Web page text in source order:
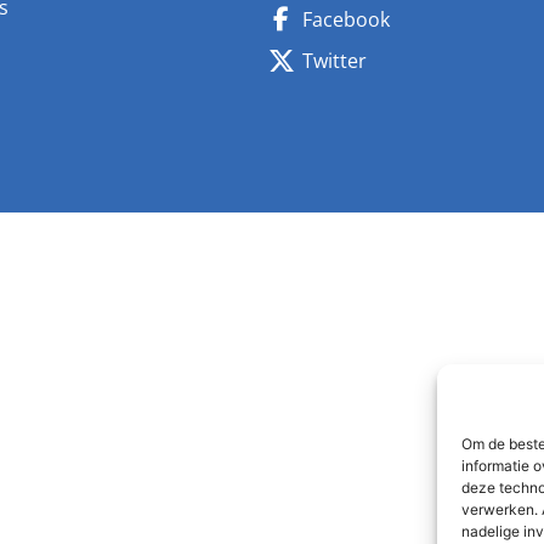
Om de
informatie
deze
verwerken.
nadelige
Facebook
Twitter